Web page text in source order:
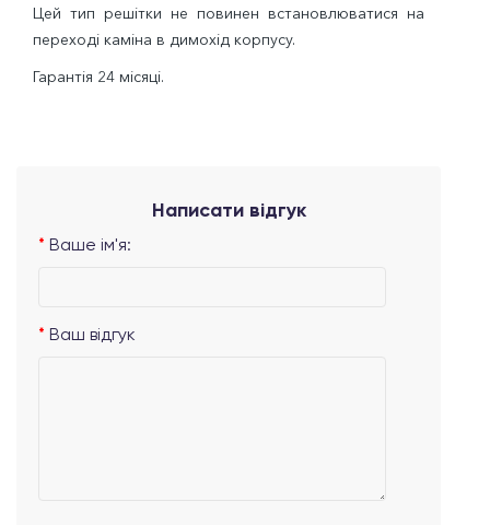
Цей тип решітки не повинен встановлюватися на
переході каміна в димохід корпусу.
Гарантія 24 місяці.
Написати відгук
Ваше ім'я:
Ваш відгук